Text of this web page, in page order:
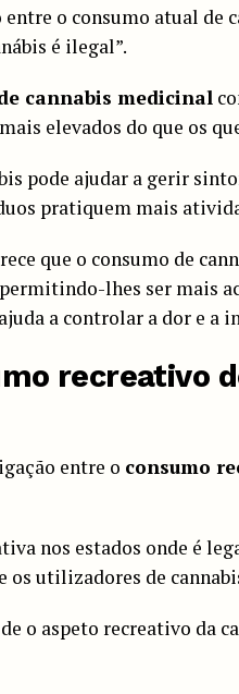
o consumo atual de
é ilegal”.
cannabis medicinal
elevados do que os
pode ajudar a gerir
pratiquem mais
que o consumo de
permitindo-lhes ser mais
a controlar a dor e a
recreativo
entre o consumo
nos estados onde é
os utilizadores de
o aspeto recreativo da